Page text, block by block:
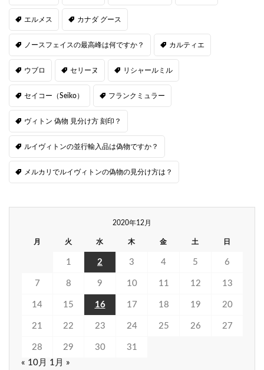
エルメス カナダ グース
ノースフェイスの最高峰は何ですか？ カルティエ
ウブロ セリーヌ リシャールミル
セイコー（Seiko） フランクミュラー
ヴィトン 偽物 見分け方 刻印？
ルイヴィトンの並行輸入品は偽物ですか？
メルカリでルイヴィトンの偽物の見分け方は？
2020年12月
月 火 水 木 金 土 日
1 2 3 4 5 6
7 8 9 10 11 12 13
14 15 16 17 18 19 20
21 22 23 24 25 26 27
28 29 30
31
« 10月 1月 »